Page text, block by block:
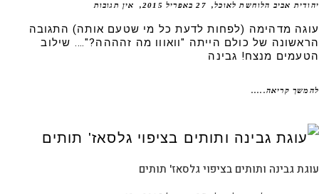
אביב הלוחשת לאוכל 27 באפריל 2015 אין תגובות
מדהימה (לפחות לדעת כל מי שטעם אותה) התגובה
של כולם הייתה "וואווו מה זהההה?"…. שילוב
מנצח! גבינה
קריאה.....
גבינה ותותים בציפוי גלסאז' תותים